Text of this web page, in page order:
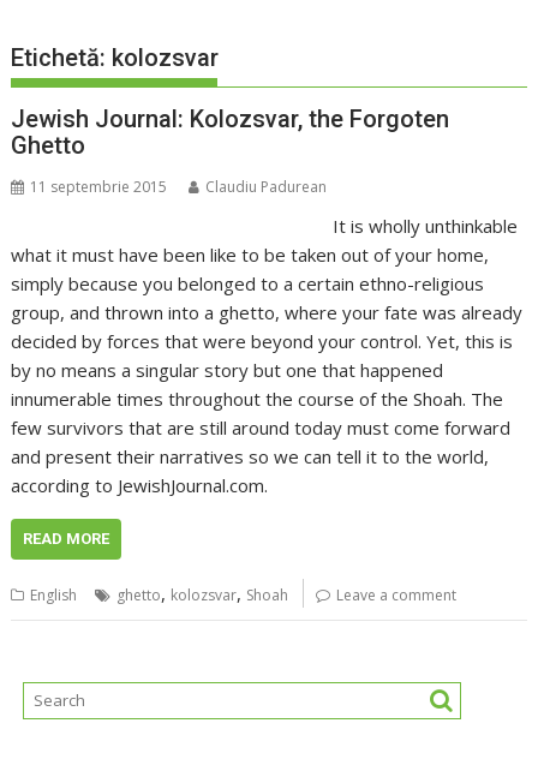
Etichetă: kolozsvar
Jewish Journal: Kolozsvar, the Forgoten
Ghetto
11 septembrie 2015 Claudiu Padurean
It is wholly unthinkable
what it must have been like to be taken out of your home,
simply because you belonged to a certain ethno-religious
group, and thrown into a ghetto, where your fate was already
decided by forces that were beyond your control. Yet, this is
by no means a singular story but one that happened
innumerable times throughout the course of the Shoah. The
few survivors that are still around today must come forward
and present their narratives so we can tell it to the world,
according to JewishJournal.com.
READ MORE
English ghetto, kolozsvar, Shoah Leave a comment